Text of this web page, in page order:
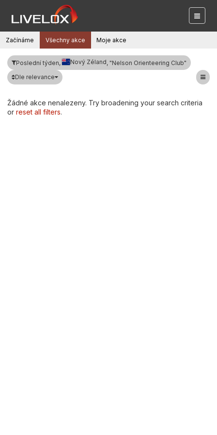
Začínáme Všechny akce Moje akce
Poslední týden, Nový Zéland, "Nelson Orienteering Club"
Dle relevance
Žádné akce nenalezeny. Try broadening your search criteria
or reset all filters.